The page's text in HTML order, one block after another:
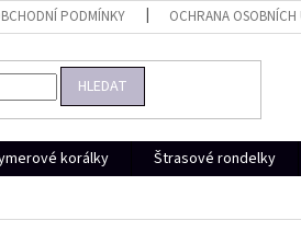
PODMÍNKY OCHRANA OSOBNÍCH
HLEDAT
korálky Štrasové rondelky